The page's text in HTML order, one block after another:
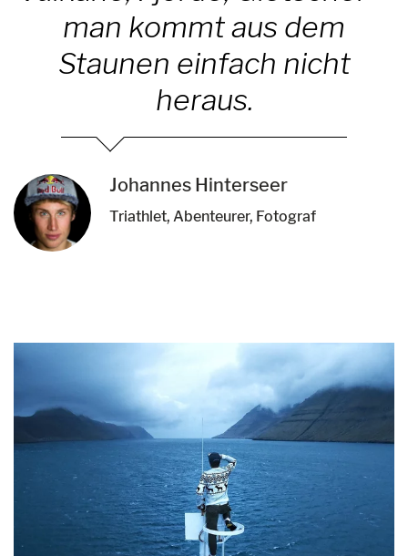
man kommt aus dem
Staunen einfach nicht
heraus.
Johannes Hinterseer
Triathlet, Abenteurer, Fotograf